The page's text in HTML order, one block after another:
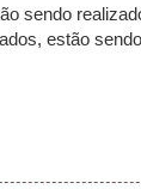
sendo
estão